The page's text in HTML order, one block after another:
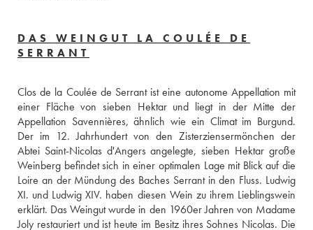
DAS WEINGUT LA COULÉE DE
SERRANT
Clos de la Coulée de Serrant ist eine autonome Appellation mit
einer Fläche von sieben Hektar und liegt in der Mitte der
Appellation Savennières, ähnlich wie ein Climat im Burgund.
Der im 12. Jahrhundert von den Zisterziensermönchen der
Abtei Saint-Nicolas d'Angers angelegte, sieben Hektar große
Weinberg befindet sich in einer optimalen Lage mit Blick auf die
Loire an der Mündung des Baches Serrant in den Fluss. Ludwig
XI. und Ludwig XIV. haben diesen Wein zu ihrem Lieblingswein
erklärt. Das Weingut wurde in den 1960er Jahren von Madame
Joly restauriert und ist heute im Besitz ihres Sohnes Nicolas. Die